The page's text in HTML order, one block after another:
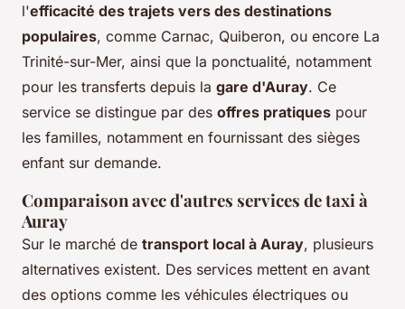
l'efficacité des trajets vers des destinations
populaires, comme Carnac, Quiberon, ou encore La
Trinité-sur-Mer, ainsi que la ponctualité, notamment
pour les transferts depuis la gare d'Auray. Ce
service se distingue par des offres pratiques pour
les familles, notamment en fournissant des sièges
enfant sur demande.
Comparaison avec d'autres services de taxi à
Auray
Sur le marché de transport local à Auray, plusieurs
alternatives existent. Des services mettent en avant
des options comme les véhicules électriques ou